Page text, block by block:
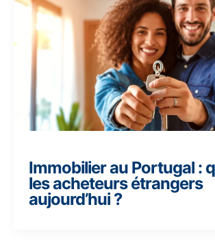
Immobilier au Portugal :
les acheteurs étrangers
aujourd’hui ?